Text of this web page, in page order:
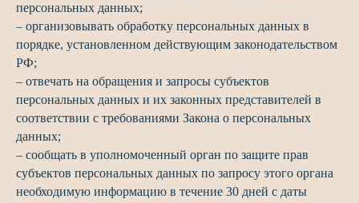
персональных данных;
– организовывать обработку персональных данных в
порядке, установленном действующим законодательством
РФ;
– отвечать на обращения и запросы субъектов
персональных данных и их законных представителей в
соответствии с требованиями Закона о персональных
данных;
– сообщать в уполномоченный орган по защите прав
субъектов персональных данных по запросу этого органа
необходимую информацию в течение 30 дней с даты